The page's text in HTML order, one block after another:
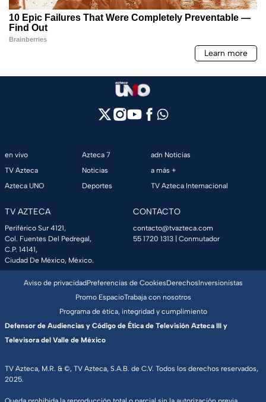
en vivo
TV Azteca
Azteca UNO
Azteca 7
Noticias
Deportes
adn Noticias
a más +
TV Azteca Internacional
TV AZTECA
Periférico Sur 4121,
Col. Fuentes Del Pedregal,
C.P. 14141,
Ciudad De México, México.
CONTACTO
contacto@tvazteca.com
55 1720 1313 | Conmutador
TV Azteca, M.R. & ©, TV Azteca, S.A.B. de C.V. Todos los derechos reservados,
2025.
Aviso de privacidadPreferencias de CookiesDerechosInversionistas
Promo EspacioTrabaja con nosotros
Programa de ética, integridad y cumplimiento
Defensor de Audiencias y Código de Ética de Televisión Azteca III y
Televisora del Valle de México